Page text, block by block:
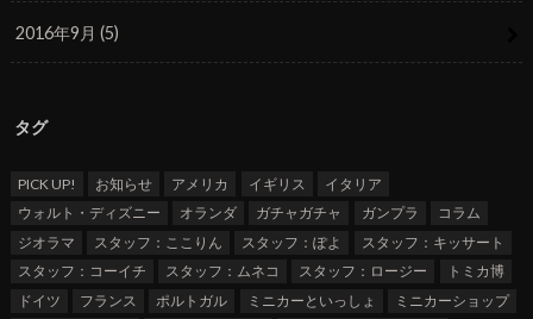
2016年9月 (5)
タグ
PICK UP! お知らせ アメリカ イギリス
イタリア
ウォルト・ディズニー
オランダ ガチャガチャ ガンプラ
コラム
ジオラマ
スタッフ：ここりん スタッフ：ぽよ
スタッフ：キッサート
スタッフ：コーイチ
スタッフ：ムネコ スタッフ：ロージー
トミカ博
ドイツ
フランス ポルトガル ミニカーといっしょ
ミニカーショップ